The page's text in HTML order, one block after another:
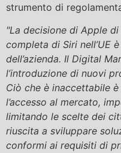
strumento di
"La decisione di Apple
completa di Siri nell’UE
dell’azienda. Il Digital
l’introduzione di nuovi
Ciò che è inaccettabile
l’accesso al mercato,
limitando le scelte dei
riuscita a sviluppare
conformi ai requisiti di